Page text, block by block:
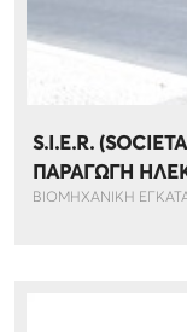
S.I.E.R.
ΠΑΡΑΓΩΓΗ
ΒΙΟΜΗΧΑΝΙΚΗ